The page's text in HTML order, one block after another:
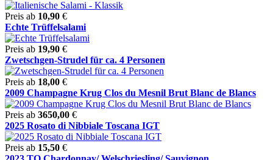
Preis ab 10,90 €
Echte Trüffelsalami
Preis ab 19,90 €
Zwetschgen-Strudel für ca. 4 Personen
Preis ab 18,00 €
2009 Champagne Krug Clos du Mesnil Brut Blanc de Blancs
Preis ab 3650,00 €
2025 Rosato di Nibbiale Toscana IGT
Preis ab 15,50 €